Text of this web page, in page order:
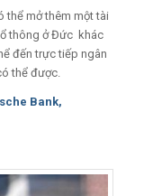
thể mở thêm một tài
thông ở Đức khác
đến trực tiếp ngân
thể được.
Bank,